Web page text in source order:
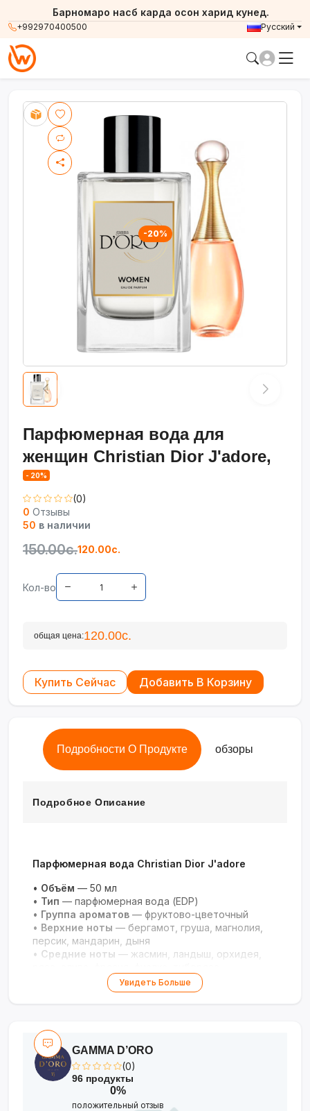
+992970400500
Барномаро насб карда осон харид кунед.
Русский
-20%
Парфюмерная вода для
женщин Christian Dior J'adore,
- 20%
(0)
0 Отзывы
50 в наличии
150.00с.120.00с.
Кол-во
общая цена:120.00с.
Купить Сейчас Добавить В Корзину
Подробности О Продукте обзоры
Подробное Описание
Парфюмерная вода Christian Dior J'adore
• Объём — 50 мл
• Тип — парфюмерная вода (EDP)
• Группа ароматов — фруктово-цветочный
• Верхние ноты — бергамот, груша, магнолия,
персик, мандарин, дыня
• Средние ноты — жасмин, ландыш, орхидея,
Базовые ноты — ваниль, ежевика, кедр, мускус
Увидеть Больше
GAMMA D’ORO
(0)
96 продукты
0%
положительный отзыв